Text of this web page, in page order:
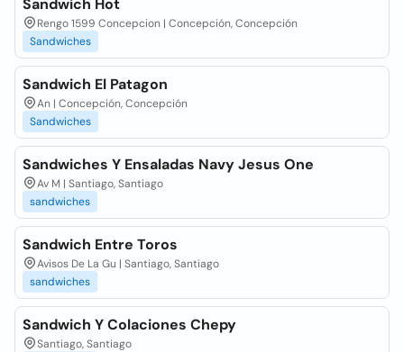
Sandwich Hot
Rengo 1599 Concepcion | Concepción, Concepción
Sandwiches
Sandwich El Patagon
An | Concepción, Concepción
Sandwiches
Sandwiches Y Ensaladas Navy Jesus One
Av M | Santiago, Santiago
sandwiches
Sandwich Entre Toros
Avisos De La Gu | Santiago, Santiago
sandwiches
Sandwich Y Colaciones Chepy
Santiago, Santiago